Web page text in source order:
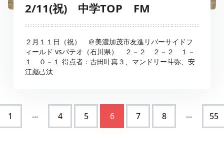
2/11(祝) 中学TOP FM
２月１１日（祝） ＠美濃加茂市友進リバーサイドフ
ィールド vsパテオ（石川県） ２－２ ２－２ １－
１ ０－１ 得点者：古田叶真３、マンドリー斗弥、安
江彪己汰
1 ... 4 5 6 7 8 ... 55